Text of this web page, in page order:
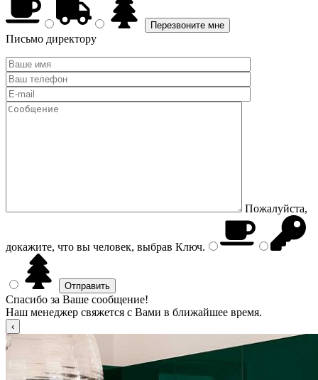
Письмо директору
Пожалуйста,
докажите, что вы человек, выбрав Ключ.
Спасибо за Ваше сообщение!
Наш менеджер свяжется с Вами в ближайшее время.